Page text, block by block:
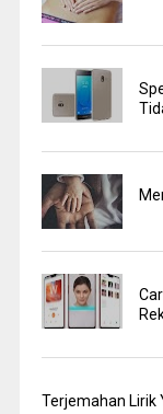
Terjemahan Lirik